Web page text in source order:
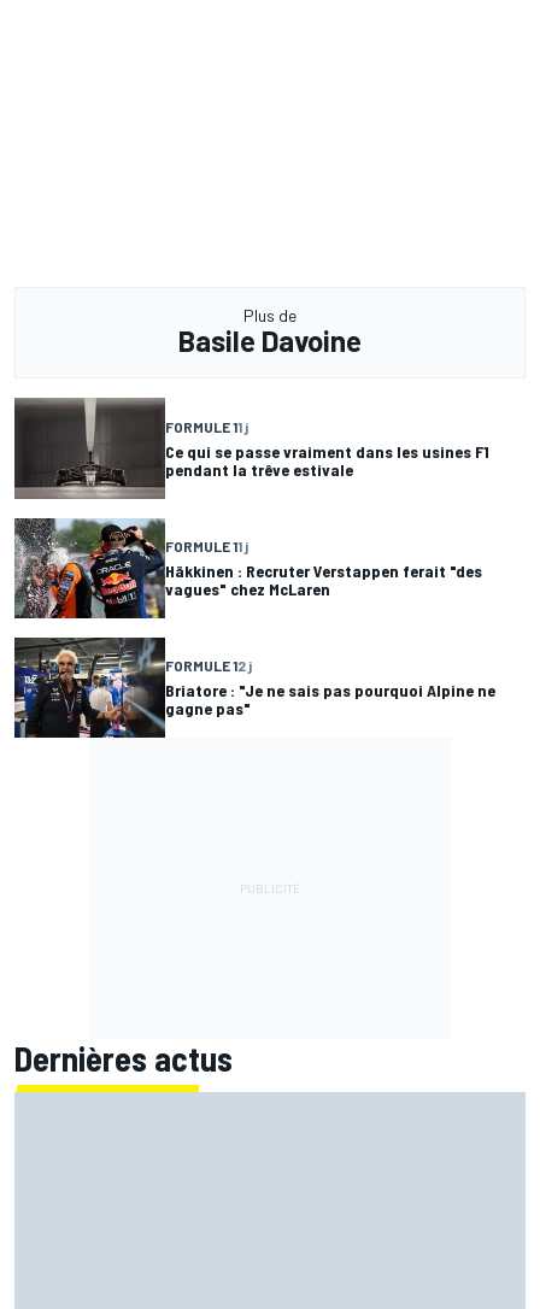
Plus de
Basile Davoine
FORMULE 11 j
Ce qui se passe vraiment dans les usines F1
pendant la trêve estivale
FORMULE 11 j
Häkkinen : Recruter Verstappen ferait "des
vagues" chez McLaren
FORMULE 12 j
Briatore : "Je ne sais pas pourquoi Alpine ne
gagne pas"
Dernières actus